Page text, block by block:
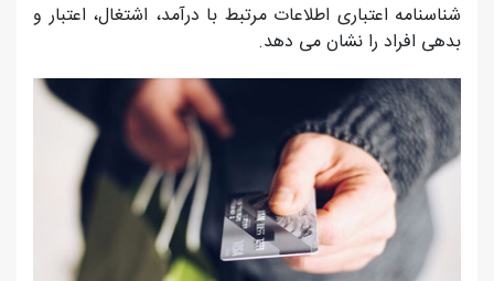
شناسنامه اعتباری اطلاعات مرتبط با درآمد، اشتغال، اعتبار و
بدهی افراد را نشان می دهد.